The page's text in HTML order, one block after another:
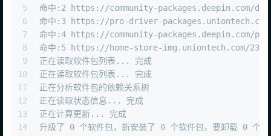
5
6
7
8
9
10
11
12
13
14
命中:2 https://community-packages.deepin.com/
命中:3 https://pro-driver-
命中:4 https://community-packages.deepin.com/
命中:5 https://home-store-img.uniontech.com/
正在读取软件包列表... 完成
正在读取软件包列表... 完成
正在分析软件包的依赖关系树
正在读取状态信息... 完成
正在计算更新... 完成
升级了 0 个软件包，新安装了 0 个软件包，要卸载 0 个